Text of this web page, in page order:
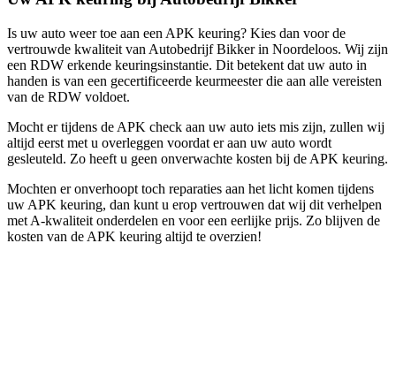
Is uw auto weer toe aan een APK keuring? Kies dan voor de
vertrouwde kwaliteit van Autobedrijf Bikker in Noordeloos. Wij zijn
een RDW erkende keuringsinstantie. Dit betekent dat uw auto in
handen is van een gecertificeerde keurmeester die aan alle vereisten
van de RDW voldoet.
Mocht er tijdens de APK check aan uw auto iets mis zijn, zullen wij
altijd eerst met u overleggen voordat er aan uw auto wordt
gesleuteld. Zo heeft u geen onverwachte kosten bij de APK keuring.
Mochten er onverhoopt toch reparaties aan het licht komen tijdens
uw APK keuring, dan kunt u erop vertrouwen dat wij dit verhelpen
met A-kwaliteit onderdelen en voor een eerlijke prijs. Zo blijven de
kosten van de APK keuring altijd te overzien!